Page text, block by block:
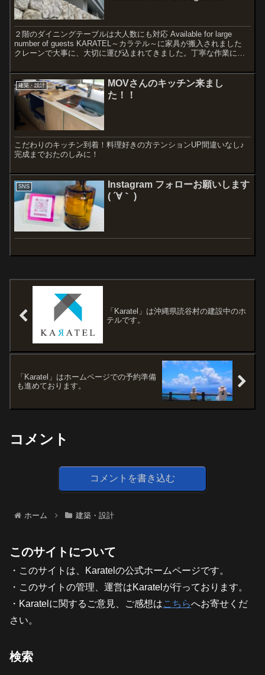
２階のダイニングテーブルは大人数にも対応 Available for large
number of guests KARATEL～カラテル～に家具が搬入されました
クレーンで大事に、大切に運び込まれてきました。丁寧な作業に感
建築・設計
MOVさんのキッチン来まし
た！！
こだわりのキッチン到着！料理好きの方テンションUP間違いなし♪
完成までおたのしみに！
SNS
Instagram フォローお願いします
( ´∀｀ )
「Karatel」は沖縄県読谷村の建設中のホ
テルです。
「Karatel」はホームページでの予約準備
も進めております。
コメント
コメントを書き込む
ホーム 建築・設計
このサイトについて
・このサイトは、Karatelの公式ホームページです。
・このサイトの管理、運営はKaratelが行っております。
・Karatelに関するご意見、ご感想はこちらへお寄せくだ
さい。
検索